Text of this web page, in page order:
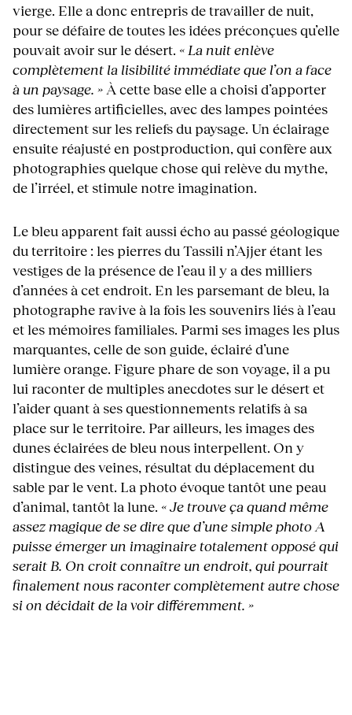
vierge. Elle a donc entrepris de travailler de nuit,
pour se défaire de toutes les idées préconçues qu’elle
pouvait avoir sur le désert. « La nuit enlève
complètement la lisibilité immédiate que l’on a face
à un paysage. » À cette base elle a choisi d’apporter
des lumières artificielles, avec des lampes pointées
directement sur les reliefs du paysage. Un éclairage
ensuite réajusté en postproduction, qui confère aux
photographies quelque chose qui relève du mythe,
de l’irréel, et stimule notre imagination.
Le bleu apparent fait aussi écho au passé géologique
du territoire : les pierres du Tassili n’Ajjer étant les
vestiges de la présence de l’eau il y a des milliers
d’années à cet endroit. En les parsemant de bleu, la
photographe ravive à la fois les souvenirs liés à l’eau
et les mémoires familiales. Parmi ses images les plus
marquantes, celle de son guide, éclairé d’une
lumière orange. Figure phare de son voyage, il a pu
lui raconter de multiples anecdotes sur le désert et
l’aider quant à ses questionnements relatifs à sa
place sur le territoire. Par ailleurs, les images des
dunes éclairées de bleu nous interpellent. On y
distingue des veines, résultat du déplacement du
sable par le vent. La photo évoque tantôt une peau
d’animal, tantôt la lune. « Je trouve ça quand même
assez magique de se dire que d’une simple photo A
puisse émerger un imaginaire totalement opposé qui
serait B. On croit connaître un endroit, qui pourrait
finalement nous raconter complètement autre chose
si on décidait de la voir différemment. »